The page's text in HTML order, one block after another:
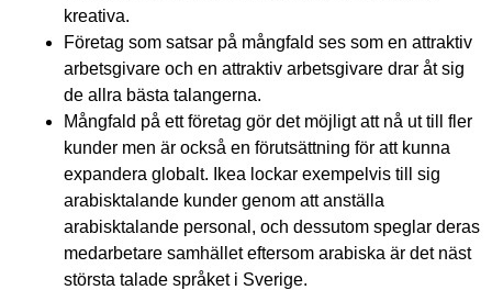
kreativa.
Företag som satsar på mångfald ses som en attraktiv
arbetsgivare och en attraktiv arbetsgivare drar åt sig
de allra bästa talangerna.
Mångfald på ett företag gör det möjligt att nå ut till fler
kunder men är också en förutsättning för att kunna
expandera globalt. Ikea lockar exempelvis till sig
arabisktalande kunder genom att anställa
arabisktalande personal, och dessutom speglar deras
medarbetare samhället eftersom arabiska är det näst
största talade språket i Sverige.